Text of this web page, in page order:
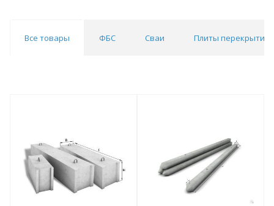
Все товары ФБС Сваи Плиты перекрытий